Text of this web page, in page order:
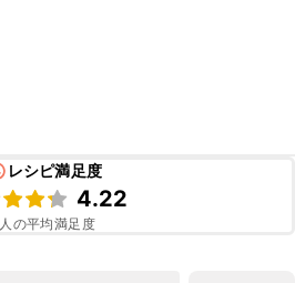
レシピ満足度
4.22
人の平均満足度